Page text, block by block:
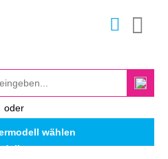
wählen
oder